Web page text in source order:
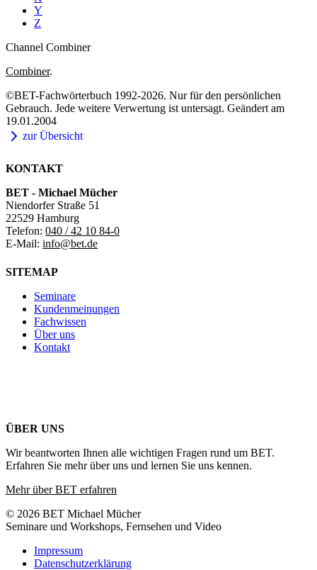
Y
Z
Channel Combiner
Combiner.
©BET-Fachwörterbuch 1992-2026. Nur für den persönlichen
Gebrauch. Jede weitere Verwertung ist untersagt. Geändert am
19.01.2004
zur Übersicht
KONTAKT
BET - Michael Mücher
Niendorfer Straße 51
22529 Hamburg
Telefon: 040 / 42 10 84-0
E-Mail: info@bet.de
SITEMAP
Seminare
Kundenmeinungen
Fachwissen
Über uns
Kontakt
ÜBER UNS
Wir beantworten Ihnen alle wichtigen Fragen rund um BET.
Erfahren Sie mehr über uns und lernen Sie uns kennen.
Mehr über BET erfahren
© 2026 BET Michael Mücher
Seminare und Workshops, Fernsehen und Video
Impressum
Datenschutzerklärung